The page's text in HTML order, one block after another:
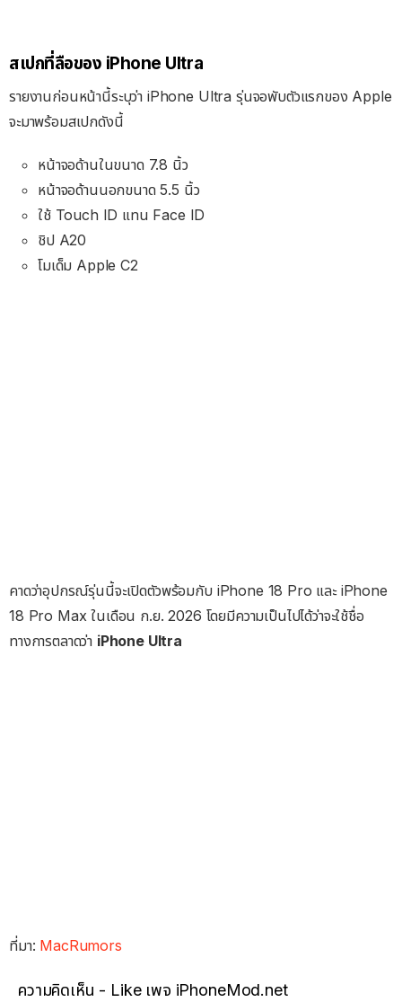
สเปกที่ลือของ iPhone Ultra
รายงานก่อนหน้านี้ระบุว่า iPhone Ultra รุ่นจอพับตัวแรกของ Apple
จะมาพร้อมสเปกดังนี้
หน้าจอด้านในขนาด 7.8 นิ้ว
หน้าจอด้านนอกขนาด 5.5 นิ้ว
ใช้ Touch ID แทน Face ID
ชิป A20
โมเด็ม Apple C2
คาดว่าอุปกรณ์รุ่นนี้จะเปิดตัวพร้อมกับ iPhone 18 Pro และ iPhone
18 Pro Max ในเดือน ก.ย. 2026 โดยมีความเป็นไปได้ว่าจะใช้ชื่อ
ทางการตลาดว่า iPhone Ultra
ที่มา: MacRumors
ความคิดเห็น - Like เพจ iPhoneMod.net